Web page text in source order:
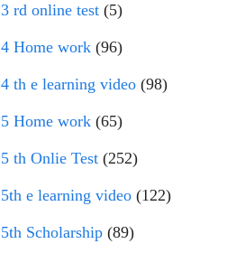
3 rd online test(5)
4 Home work(96)
4 th e learning video(98)
5 Home work(65)
5 th Onlie Test(252)
5th e learning video(122)
5th Scholarship(89)